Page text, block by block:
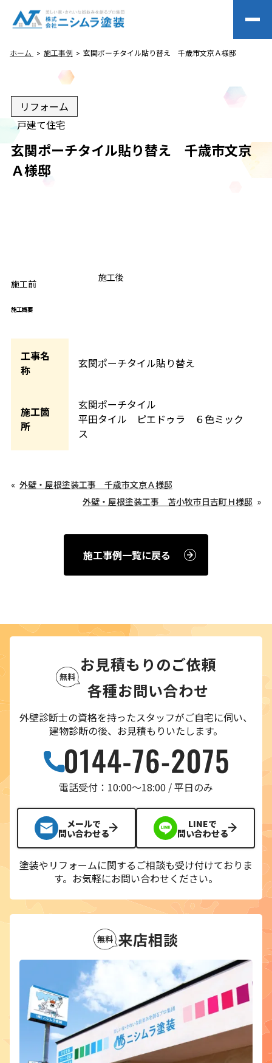
ホーム 施工事例 玄関ポーチタイル貼り替え 千歳市文京Ａ様邸
リフォーム
戸建て住宅
玄関ポーチタイル貼り替え 千歳市文京
Ａ様邸
施工前
AFTER
施工後
施工概要
工事名
称
玄関ポーチタイル貼り替え
施工箇
所
玄関ポーチタイル
平田タイル ピエドゥラ ６色ミック
ス
外壁・屋根塗装工事 千歳市文京Ａ様邸
外壁・屋根塗装工事 苫小牧市日吉町Ｈ様邸
施工事例一覧に戻る
お見積もりのご依頼
各種お問い合わせ
外壁診断士の資格を持ったスタッフがご自宅に伺い、
建物診断の後、お見積もりいたします。
電話受付：10:00〜18:00 / 平日のみ
メールで
問い合わせる
LINEで
問い合わせる
塗装やリフォームに関するご相談も受け付けておりま
す。 お気軽にお問い合わせください。
来店相談